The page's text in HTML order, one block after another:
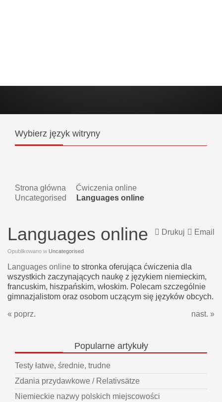
Wybierz język witryny
Strona główna
Ćwiczenia online
Uncategorised
Languages online
Email
Drukuj
Languages online
Opublikowano w Uncategorised
Languages online to stronka oferująca ćwiczenia dla
wszystkich zaczynających naukę z językiem niemieckim,
francuskim, hiszpańskim, włoskim. Polecam szczególnie
gimnazjalistom oraz osobom uczącym się języków obcych.
« poprz. nast. »
Popularneartykuły
Testy łatwe, średnie, trudne
Zdania przydawkowe / Relativsätze
Niemieckie nazwy polskich miejscowości